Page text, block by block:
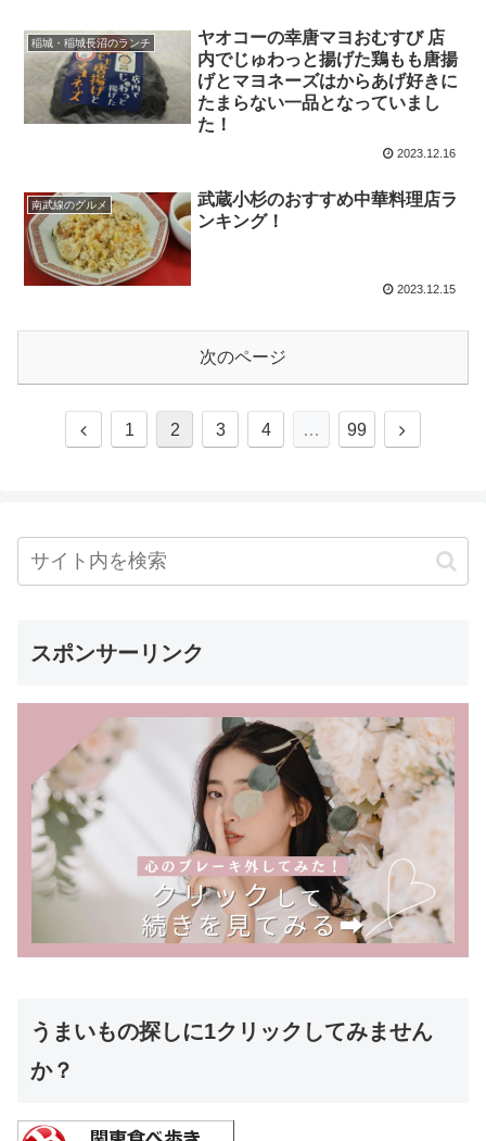
稲城・稲城長沼のランチ
ヤオコーの幸唐マヨおむすび 店
内でじゅわっと揚げた鶏もも唐揚
げとマヨネーズはからあげ好きに
たまらない一品となっていまし
た！
2023.12.16
南武線のグルメ
武蔵小杉のおすすめ中華料理店ラ
ンキング！
2023.12.15
次のページ
前
1 2 3 4 … 99
次
スポンサーリンク
うまいもの探しに1クリックしてみません
か？